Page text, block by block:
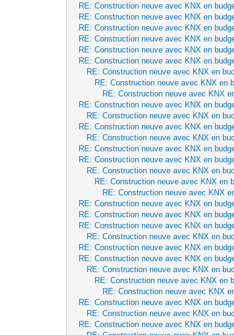
RE: Construction neuve avec KNX en
RE: Construction neuve avec KNX en
RE: Construction neuve avec KNX en
RE: Construction neuve avec KNX en
RE: Construction neuve avec KNX en
RE: Construction neuve avec KNX en
RE: Construction neuve avec KNX en
RE: Construction neuve avec KNX en
RE: Construction neuve avec KNX
RE: Construction neuve avec KNX en
RE: Construction neuve avec KNX en
RE: Construction neuve avec KNX en
RE: Construction neuve avec KNX en
RE: Construction neuve avec KNX en
RE: Construction neuve avec KNX en
RE: Construction neuve avec KNX en
RE: Construction neuve avec KNX en
RE: Construction neuve avec KNX
RE: Construction neuve avec KNX en
RE: Construction neuve avec KNX en
RE: Construction neuve avec KNX en
RE: Construction neuve avec KNX en
RE: Construction neuve avec KNX en
RE: Construction neuve avec KNX en
RE: Construction neuve avec KNX en
RE: Construction neuve avec KNX en
RE: Construction neuve avec KNX
RE: Construction neuve avec KNX en
RE: Construction neuve avec KNX en
RE: Construction neuve avec KNX en